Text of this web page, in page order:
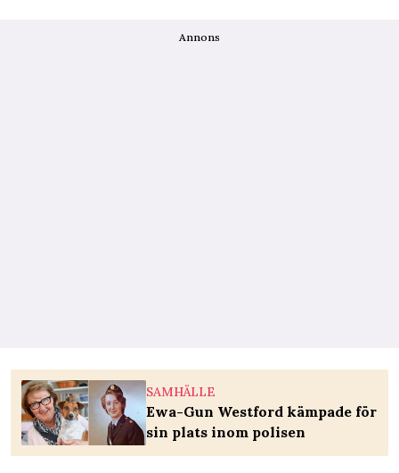
Annons
SAMHÄLLE
Ewa-Gun Westford kämpade för
sin plats inom polisen